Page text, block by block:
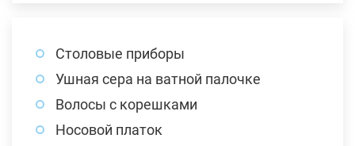
Столовые приборы
Ушная сера на ватной палочке
Волосы с корешками
Носовой платок